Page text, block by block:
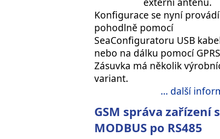
Konfigurace se nyní provádí
pohodlně pomocí
SeaConfiguratoru USB
nebo na dálku pomocí
Zásuvka má několik
variant.
... další
GSM správa zařízení s
MODBUS po RS485